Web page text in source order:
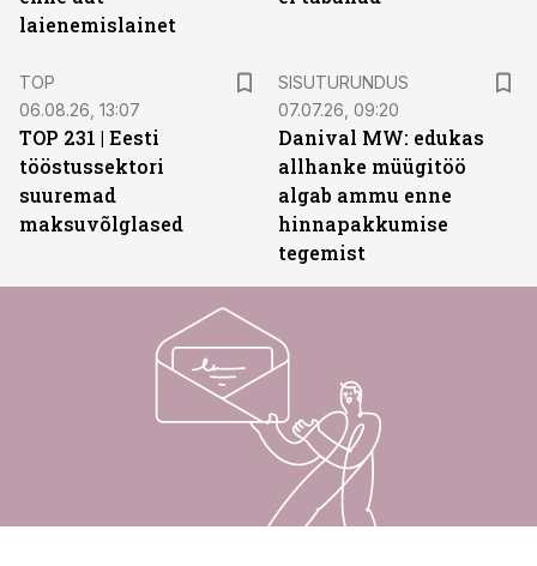
laienemislainet
TOP
06.08.26, 13:07
TOP 231 | Eesti
tööstussektori
suuremad
maksuvõlglased
SISUTURUNDUS
07.07.26, 09:20
Danival MW: edukas
allhanke müügitöö
algab ammu enne
hinnapakkumise
tegemist